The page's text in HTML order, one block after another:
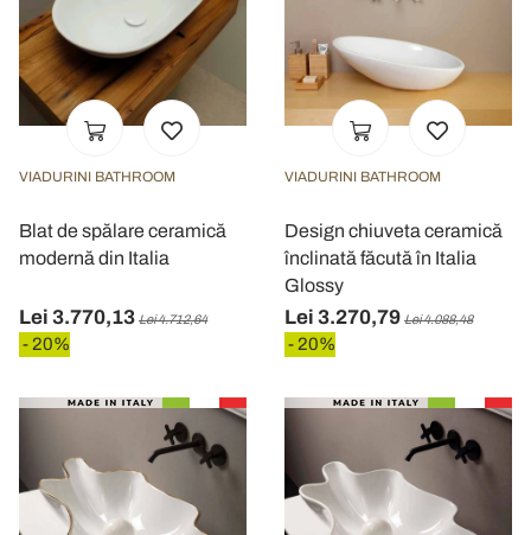
VIADURINI BATHROOM
Blat de spălare ceramică
modernă din Italia
Lei 3.770,13 Lei 4.712,64
- 20%
VIADURINI BATHROOM
Design chiuveta ceramică
înclinată făcută în Italia
Glossy
Lei 3.270,79 Lei 4.088,48
- 20%